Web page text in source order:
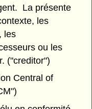
La présente
les
les
ou les
("creditor")
Central of